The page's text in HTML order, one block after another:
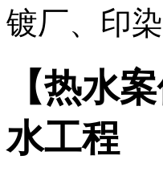
镀厂、印染
【热水
水工程